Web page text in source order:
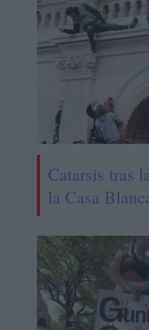
Catarsis tras
la Casa